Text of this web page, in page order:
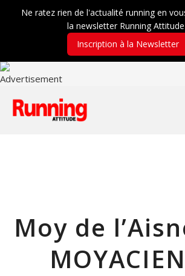
Moy de
Ne ratez rien de l'actualité running en
la newsletter Running Attitude
Inscription à la Newsletter